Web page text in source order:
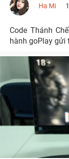
Ha Mi
Code Thánh
hành goPlay gửi